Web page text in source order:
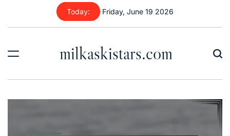
content
Today: Friday, June 19 2026
milkaskistars.com